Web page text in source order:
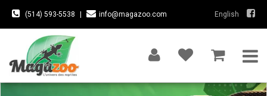
(514) 593-5538 info@magazoo.com English